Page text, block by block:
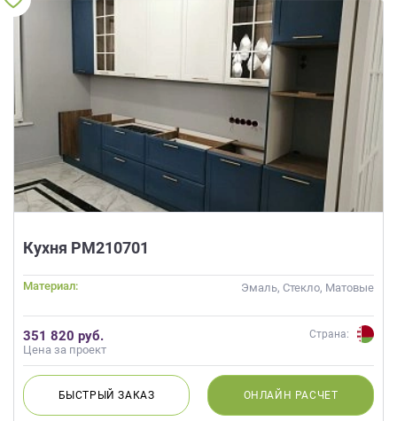
Кухня РМ210701
Материал: Эмаль, Стекло, Матовые
351 820 руб.
Цена за проект
Страна:
БЫСТРЫЙЗАКАЗ ОНЛАЙН РАСЧЕТ